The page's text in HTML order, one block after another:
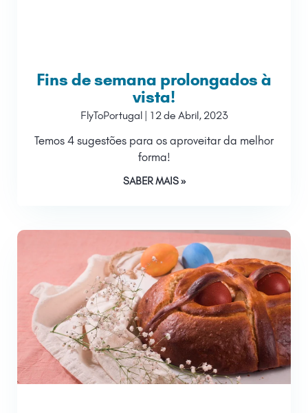
Fins de semana prolongados à
vista!
FlyToPortugal 12 de Abril, 2023
Temos 4 sugestões para os aproveitar da melhor
forma!
SABER MAIS »